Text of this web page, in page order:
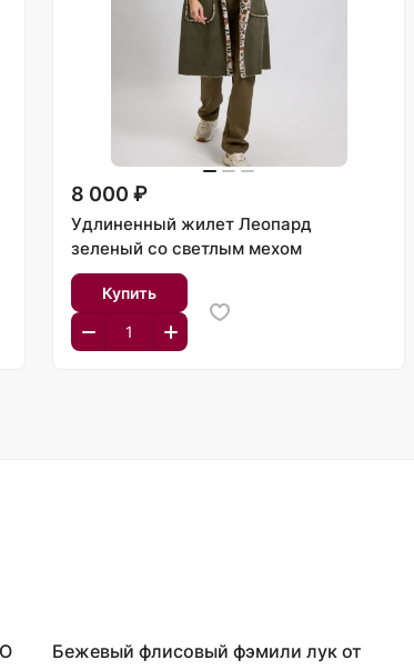
8 000 ₽
Удлиненный жилет Леопард
зеленый со светлым мехом
Купить
Бежевый флисовый фэмили лук от